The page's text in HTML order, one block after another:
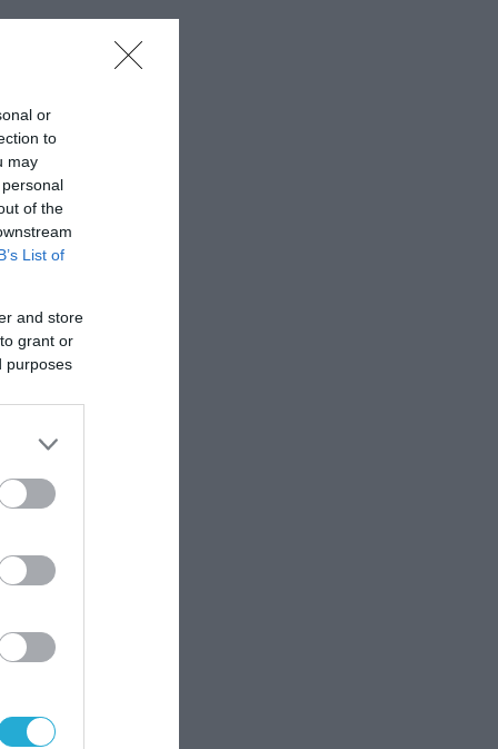
or
to
may
of the
List of
and store
grant or
purposes